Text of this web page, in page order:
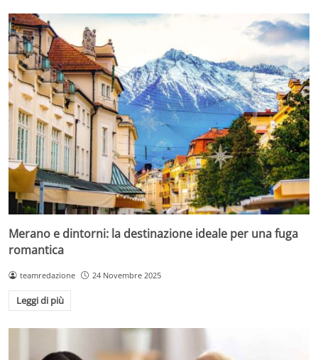
Merano e dintorni: la destinazione ideale per una fuga
romantica
teamredazione 24 Novembre 2025
Leggi di più